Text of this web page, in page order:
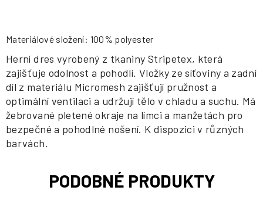
Materiálové složení: 100% polyester
Herní dres vyrobený z tkaniny Stripetex, která
zajišťuje odolnost a pohodlí. Vložky ze síťoviny a zadní
díl z materiálu Micromesh zajišťují pružnost a
optimální ventilaci a udržují tělo v chladu a suchu. Má
žebrované pletené okraje na límci a manžetách pro
bezpečné a pohodlné nošení. K dispozici v různých
barvách.